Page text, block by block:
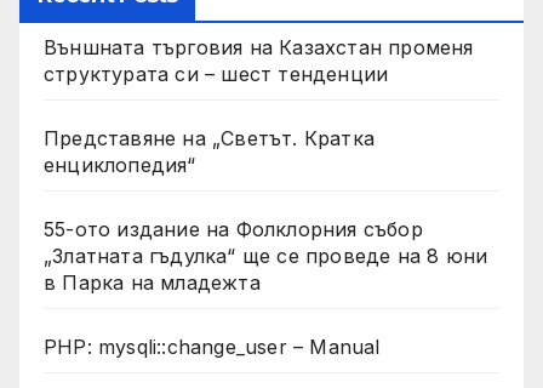
Външната търговия на Казахстан променя
структурата си – шест тенденции
Представяне на „Светът. Кратка
енциклопедия“
55-ото издание на Фолклорния събор
„Златната гъдулка“ ще се проведе на 8 юни
в Парка на младежта
PHP: mysqli::change_user – Manual